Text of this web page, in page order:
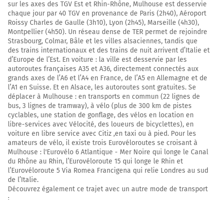
sur les axes des TGV Est et Rhin-Rhône, Mulhouse est desservie
chaque jour par 40 TGV en provenance de Paris (2h40), Aéroport
Roissy Charles de Gaulle (3h10), Lyon (2h45), Marseille (4h30),
Montpellier (4h50). Un réseau dense de TER permet de rejoindre
Strasbourg, Colmar, Bâle et les villes alsaciennes, tandis que
des trains internationaux et des trains de nuit arrivent d’Italie et
d’Europe de l’Est. En voiture : la ville est desservie par les
autoroutes françaises A35 et A36, directement connectés aux
grands axes de l’A6 et l’A4 en France, de l’A5 en Allemagne et de
l’A1 en Suisse. Et en Alsace, les autoroutes sont gratuites. Se
déplacer à Mulhouse : en transports en commun (22 lignes de
bus, 3 lignes de tramway), à vélo (plus de 300 km de pistes
cyclables, une station de gonflage, des vélos en location en
libre-services avec Vélocité, des loueurs de bicyclettes), en
voiture en libre service avec Citiz ,en taxi ou à pied. Pour les
amateurs de vélo, il existe trois Eurovéloroutes se croisant à
Mulhouse : l'Eurovélo 6 Atlantique - Mer Noire qui longe le Canal
du Rhône au Rhin, l’Eurovéloroute 15 qui longe le Rhin et
l’Eurovéloroute 5 Via Romea Francigena qui relie Londres au sud
de l’Italie.
Découvrez également ce trajet avec un autre mode de transport
: